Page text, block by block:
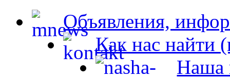
Объявления,
Как нас найти
Наша